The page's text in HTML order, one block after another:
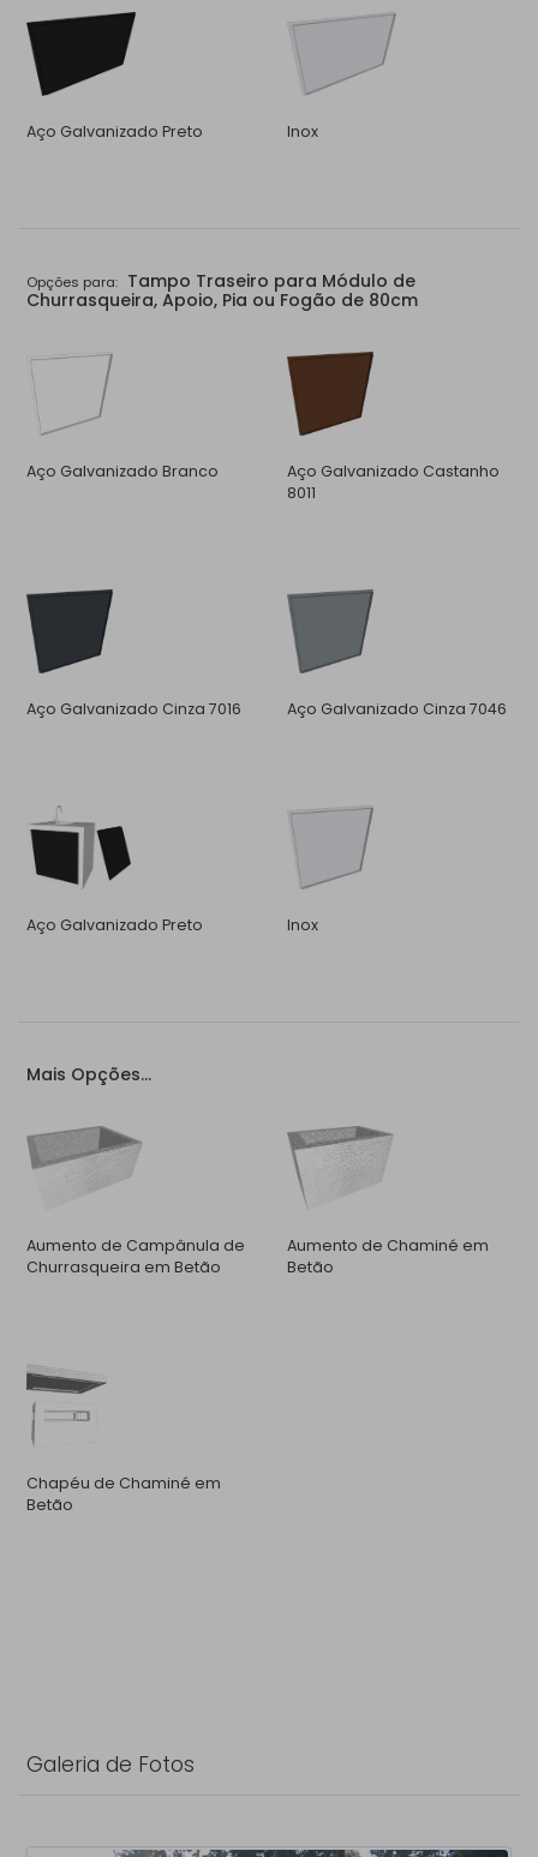
Aço Galvanizado Preto Inox
Opções para: Tampo Traseiro para Módulo de
Churrasqueira, Apoio, Pia ou Fogão de 80cm
Aço Galvanizado Branco
Aço Galvanizado Castanho
8011
Aço Galvanizado Cinza 7016 Aço Galvanizado Cinza 7046
Aço Galvanizado Preto Inox
Mais Opções...
Aumento de Campânula de
Churrasqueira em Betão
Aumento de Chaminé em
Betão
Chapéu de Chaminé em
Betão
Galeria de Fotos